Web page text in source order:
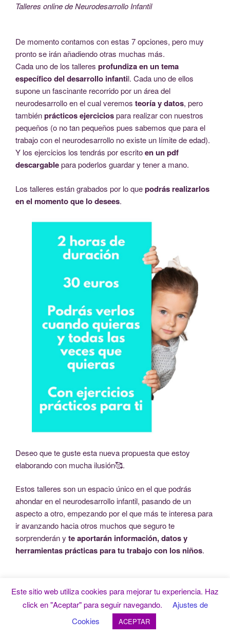
Talleres online de Neurodesarrollo Infantil
De momento contamos con estas 7 opciones, pero muy
pronto se irán añadiendo otras muchas más.
Cada uno de los talleres profundiza en un tema
específico del desarrollo infantil. Cada uno de ellos
supone un fascinante recorrido por un área del
neurodesarrollo en el cual veremos teoría y datos, pero
tambiénprácticos ejerciciospara realizar con nuestros
pequeños (o no tan pequeños pues sabemos que para el
trabajo con el neurodesarrollo no existe un límite de edad).
Y los ejercicios los tendrás por escritoen un pdf
descargablepara poderlos guardar y tener a mano.
Los talleres están grabados por lo quepodrás realizarlos
en el momento que lo desees.
Deseo que te guste esta nueva propuesta que estoy
elaborando con mucha ilusión🥰.
Estos talleres son un espacio único en el que podrás
ahondar en el neurodesarrollo infantil, pasando de un
aspecto a otro, empezando por el que más te interesa para
ir avanzando hacia otros muchos que seguro te
sorprenderán y te aportarán información, datos y
herramientas prácticas para tu trabajo con los niños.
Información sobre talleres de
neurodesarrollo infantil
Este sitio web utiliza cookies para mejorar tu experiencia. Haz
click en "Aceptar" para seguir navegando.
Ajustes de
Cookies
ACEPTAR